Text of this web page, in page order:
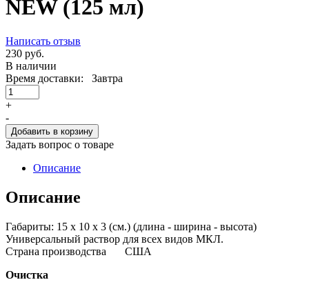
NEW (125 мл)
Написать отзыв
230 руб.
В наличии
Время доставки: Завтра
+
-
Добавить в корзину
Задать вопрос о товаре
Описание
Описание
Габариты: 15 x 10 x 3 (см.) (длина - ширина - высота)
Универсальный раствор для всех видов МКЛ.
Страна производства
США
Очистка